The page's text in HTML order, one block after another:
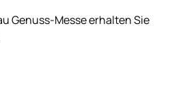
Genuss-Messe erhalten Sie